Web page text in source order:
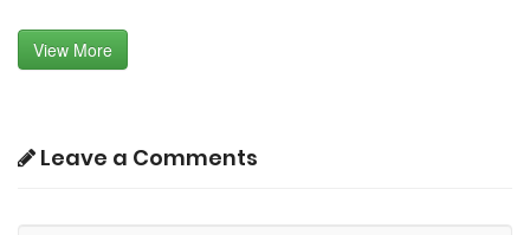
View More
Leave a Comments